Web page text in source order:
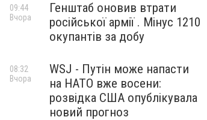
Генштаб оновив втрати
російської армії . Мінус 1210
окупантів за добу
09:44
Вчора
WSJ - Путін може напасти
на НАТО вже восени:
розвідка США опублікувала
новий прогноз
08:32
Вчора